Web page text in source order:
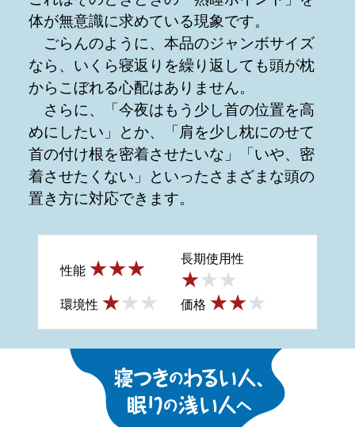
体が無意識に求めている現象です。
ごらんのように、本品のジャンボサイズ
なら、いくら寝返りを繰り返しても頭が枕
からこぼれる心配はありません。
さらに、「今夜はもう少し首の位置を高
めにしたい」とか、「肩を少し枕にのせて
首の付け根を密着させたいな」「いや、密
着させたくない」といったさまざまな頭の
置き方に対応できます。
性能
長期使用性
環境性 価格